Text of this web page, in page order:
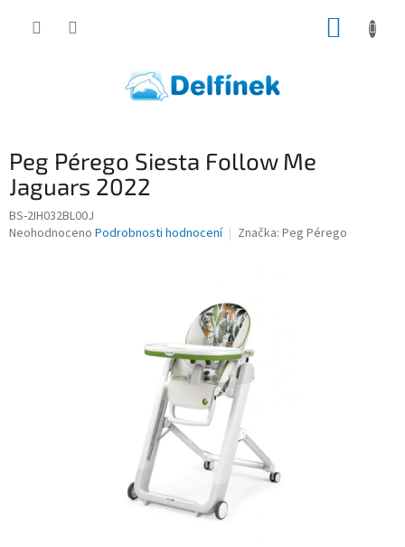
Peg Pérego Siesta Follow Me
Jaguars 2022
BS-2IH032BL00J
Průměrné
Neohodnoceno Podrobnosti hodnocení Značka: Peg Pérego